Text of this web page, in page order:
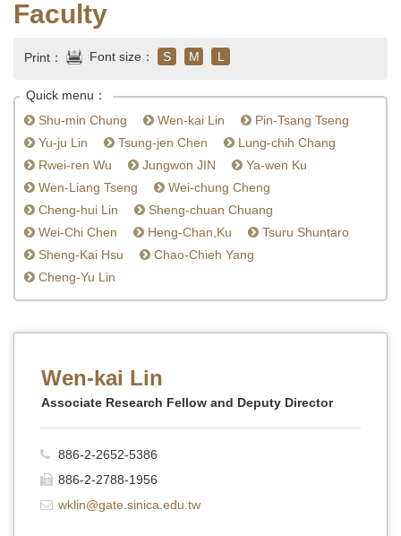
Faculty
Print： Font size： S M L
Quick menu：
Shu-min Chung
Wen-kai Lin
Pin-Tsang Tseng
Yu-ju Lin
Tsung-jen Chen
Lung-chih Chang
Rwei-ren Wu
Jungwon JIN
Ya-wen Ku
Wen-Liang Tseng
Wei-chung Cheng
Cheng-hui Lin
Sheng-chuan Chuang
Wei-Chi Chen
Heng-Chan,Ku
Tsuru Shuntaro
Sheng-Kai Hsu
Chao-Chieh Yang
Cheng-Yu Lin
Wen-kai Lin
Associate Research Fellow and Deputy Director
886-2-2652-5386
886-2-2788-1956
wklin@gate.sinica.edu.tw